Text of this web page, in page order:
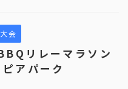
会
リレーマラソン
アパーク